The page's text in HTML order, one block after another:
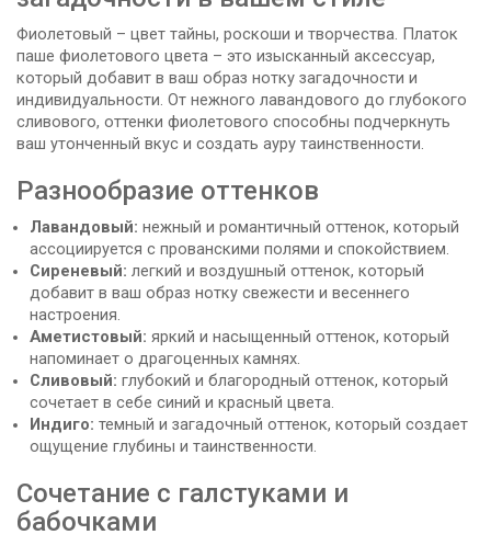
Фиолетовый – цвет тайны, роскоши и творчества. Платок
паше фиолетового цвета – это изысканный аксессуар,
который добавит в ваш образ нотку загадочности и
индивидуальности. От нежного лавандового до глубокого
сливового, оттенки фиолетового способны подчеркнуть
ваш утонченный вкус и создать ауру таинственности.
Разнообразие оттенков
Лавандовый: нежный и романтичный оттенок, который
ассоциируется с прованскими полями и спокойствием.
Сиреневый: легкий и воздушный оттенок, который
добавит в ваш образ нотку свежести и весеннего
настроения.
Аметистовый: яркий и насыщенный оттенок, который
напоминает о драгоценных камнях.
Сливовый: глубокий и благородный оттенок, который
сочетает в себе синий и красный цвета.
Индиго: темный и загадочный оттенок, который создает
ощущение глубины и таинственности.
Сочетание с галстуками и
бабочками